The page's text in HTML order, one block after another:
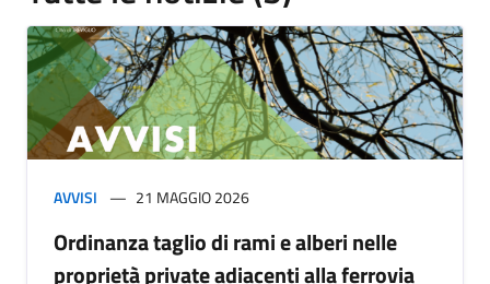
AVVISI 21 MAGGIO 2026
Ordinanza taglio di rami e alberi nelle
proprietà private adiacenti alla ferrovia